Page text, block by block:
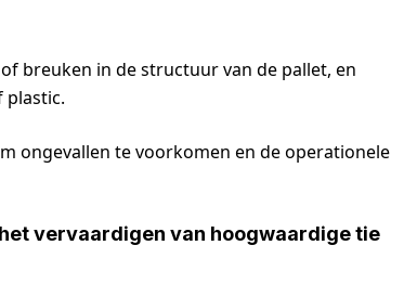
breuken in de structuur van de pallet, en
plastic.
ongevallen te voorkomen en de operationele
vervaardigen van hoogwaardige tie